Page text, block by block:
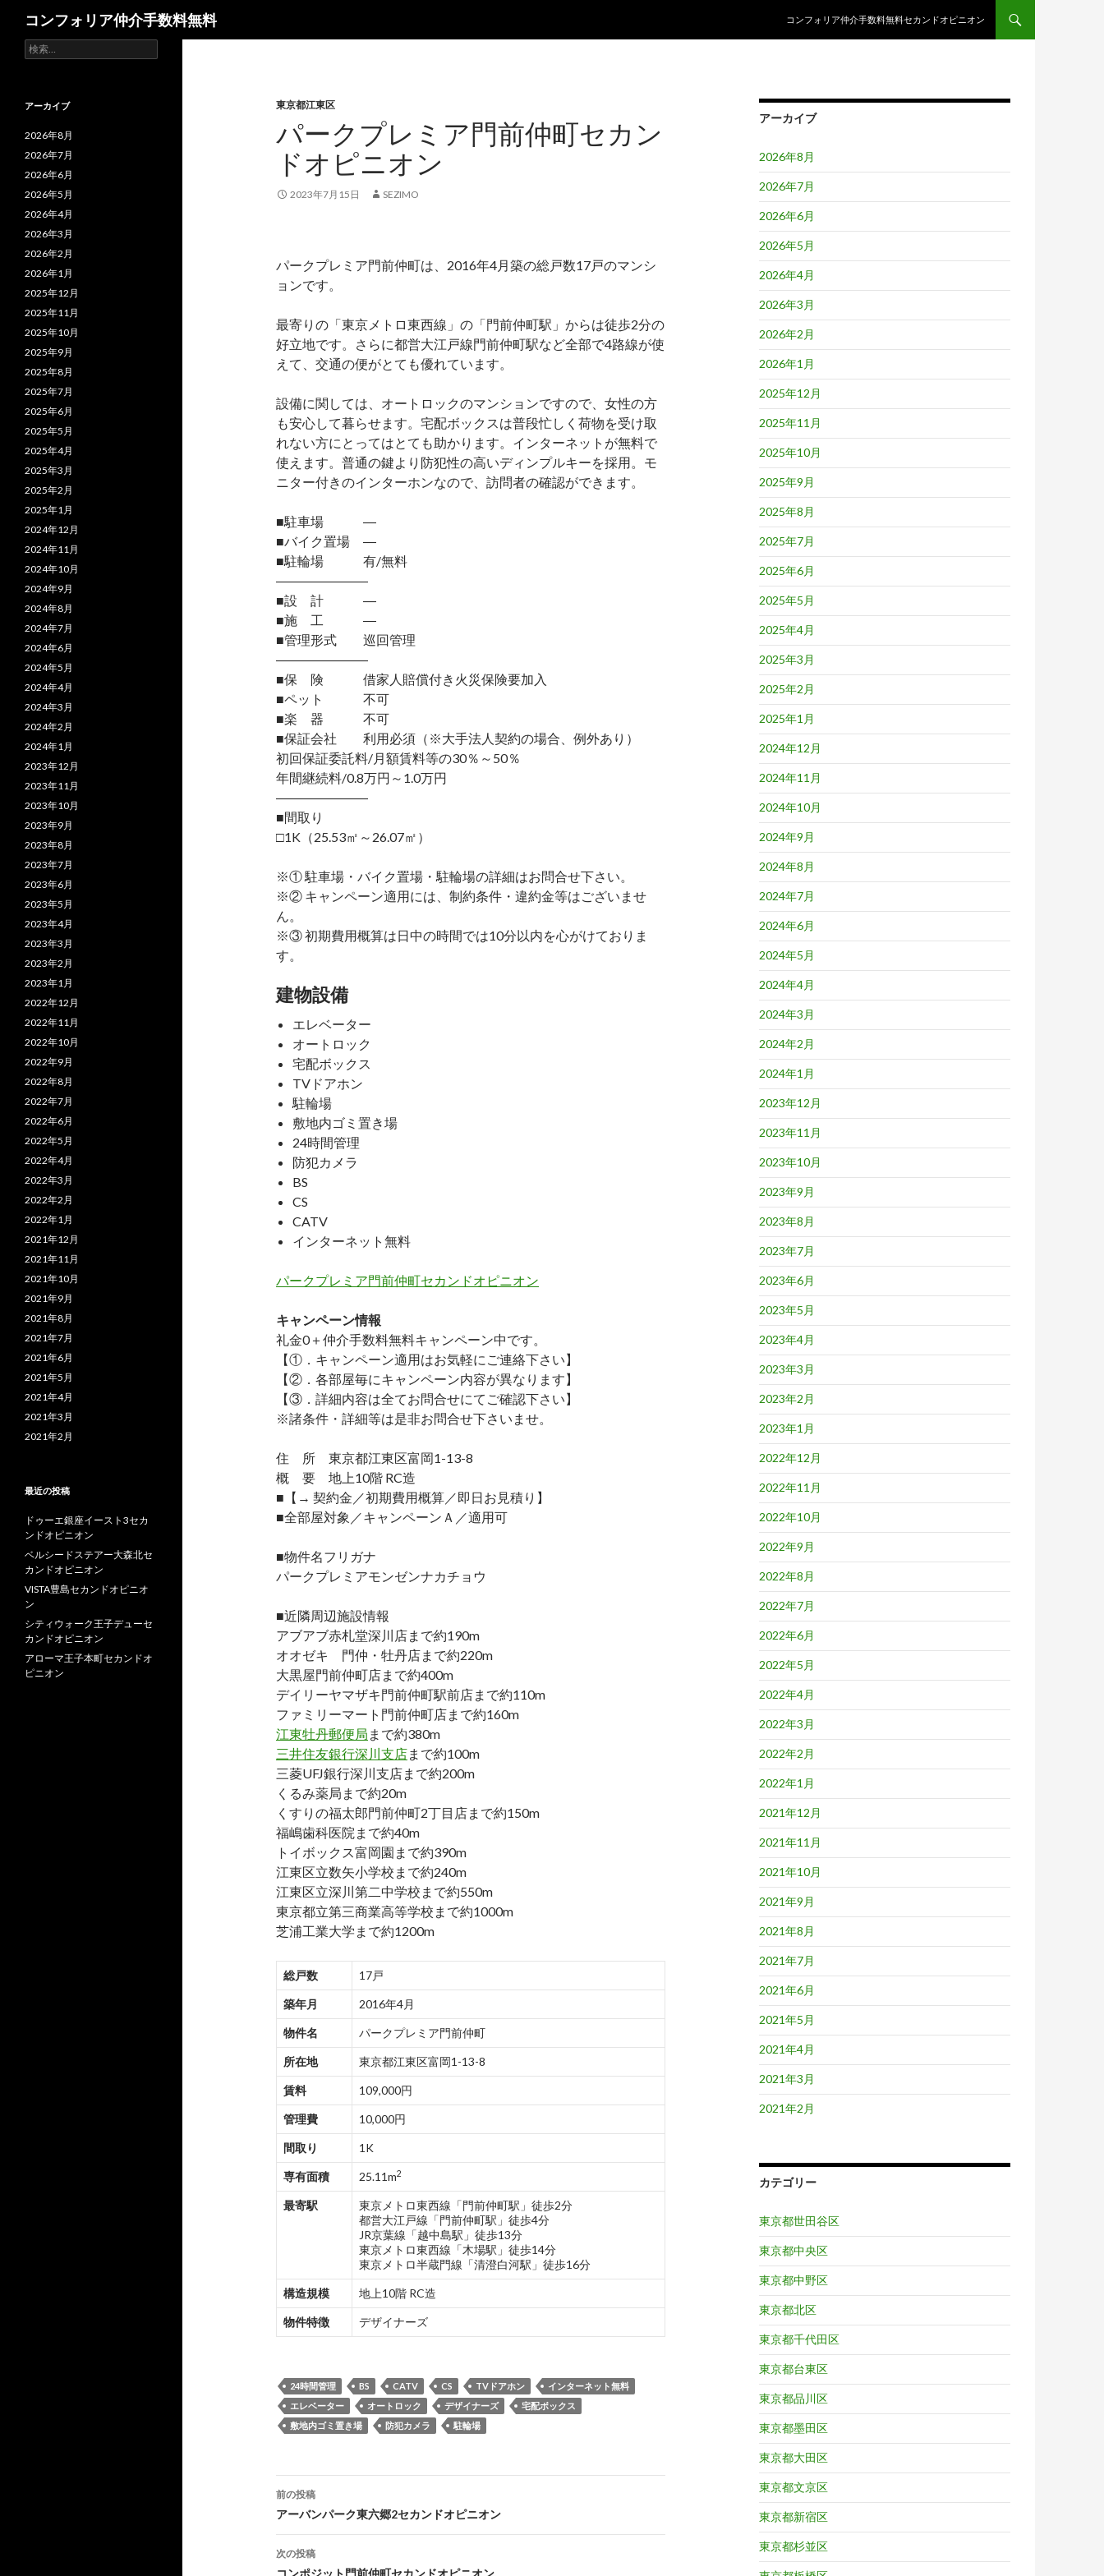
コンフォリア仲介手数料無料
コンフォリア仲介手数料無料セカンドオピニオン
東京都江東区
パークプレミア門前仲町セカン
ドオピニオン
2023年7月15日 SEZIMO
パークプレミア門前仲町は、2016年4月築の総戸数17戸のマンシ
ョンです。
最寄りの「東京メトロ東西線」の「門前仲町駅」からは徒歩2分の
好立地です。さらに都営大江戸線門前仲町駅など全部で4路線が使
えて、交通の便がとても優れています。
設備に関しては、オートロックのマンションですので、女性の方
も安心して暮らせます。宅配ボックスは普段忙しく荷物を受け取
れない方にとってはとても助かります。インターネットが無料で
使えます。普通の鍵より防犯性の高いディンプルキーを採用。モ
ニター付きのインターホンなので、訪問者の確認ができます。
■駐車場 ―
■バイク置場 ―
■駐輪場 有/無料
―――――――
■設 計 ―
■施 工 ―
■管理形式 巡回管理
―――――――
■保 険 借家人賠償付き火災保険要加入
■ペット 不可
■楽 器 不可
■保証会社 利用必須（※大手法人契約の場合、例外あり）
初回保証委託料/月額賃料等の30％～50％
年間継続料/0.8万円～1.0万円
―――――――
■間取り
□1K（25.53㎡～26.07㎡）
※① 駐車場・バイク置場・駐輪場の詳細はお問合せ下さい。
※② キャンペーン適用には、制約条件・違約金等はございませ
ん。
※③ 初期費用概算は日中の時間では10分以内を心がけておりま
す。
建物設備
エレベーター
オートロック
宅配ボックス
TVドアホン
駐輪場
敷地内ゴミ置き場
24時間管理
防犯カメラ
BS
CS
CATV
インターネット無料
パークプレミア門前仲町セカンドオピニオン
キャンペーン情報
礼金0＋仲介手数料無料キャンペーン中です。
【①．キャンペーン適用はお気軽にご連絡下さい】
【②．各部屋毎にキャンペーン内容が異なります】
【③．詳細内容は全てお問合せにてご確認下さい】
※諸条件・詳細等は是非お問合せ下さいませ。
住 所 東京都江東区富岡1-13-8
概 要 地上10階 RC造
■【→ 契約金／初期費用概算／即日お見積り】
■全部屋対象／キャンペーンＡ／適用可
■物件名フリガナ
パークプレミアモンゼンナカチョウ
■近隣周辺施設情報
アブアブ赤札堂深川店まで約190m
オオゼキ 門仲・牡丹店まで約220m
大黒屋門前仲町店まで約400m
デイリーヤマザキ門前仲町駅前店まで約110m
ファミリーマート門前仲町店まで約160m
江東牡丹郵便局 まで約380m
三井住友銀行深川支店まで約100m
三菱UFJ銀行深川支店まで約200m
くるみ薬局まで約20m
くすりの福太郎門前仲町2丁目店まで約150m
福嶋歯科医院まで約40m
トイボックス富岡園まで約390m
江東区立数矢小学校まで約240m
江東区立深川第二中学校まで約550m
東京都立第三商業高等学校まで約1000m
芝浦工業大学まで約1200m
総戸数 17戸
築年月 2016年4月
物件名 パークプレミア門前仲町
所在地 東京都江東区富岡1-13-8
賃料 109,000円
管理費 10,000円
間取り 1K
専有面積 25.11m2
最寄駅
東京メトロ東西線「門前仲町駅」徒歩2分
都営大江戸線「門前仲町駅」徒歩4分
JR京葉線「越中島駅」徒歩13分
東京メトロ東西線「木場駅」徒歩14分
東京メトロ半蔵門線「清澄白河駅」徒歩16分
構造規模 地上10階 RC造
物件特徴 デザイナーズ
24時間管理 BS CATV CS TVドアホン
インターネット無料
エレベーター
オートロック デザイナーズ
宅配ボックス
敷地内ゴミ置き場
防犯カメラ 駐輪場
投
稿
ナ
前の投稿
アーバンパーク東六郷2セカンドオピニオン
次の投稿
コンポジット門前仲町セカンドオピニオン
アーカイブ
2026年8月
2026年7月
2026年6月
2026年5月
2026年4月
2026年3月
2026年2月
2026年1月
2025年12月
2025年11月
2025年10月
2025年9月
2025年8月
2025年7月
2025年6月
2025年5月
2025年4月
2025年3月
2025年2月
2025年1月
2024年12月
2024年11月
2024年10月
2024年9月
2024年8月
2024年7月
2024年6月
2024年5月
2024年4月
2024年3月
2024年2月
2024年1月
2023年12月
2023年11月
2023年10月
2023年9月
2023年8月
2023年7月
2023年6月
2023年5月
2023年4月
2023年3月
2023年2月
2023年1月
2022年12月
2022年11月
2022年10月
2022年9月
2022年8月
2022年7月
2022年6月
2022年5月
2022年4月
2022年3月
2022年2月
2022年1月
2021年12月
2021年11月
2021年10月
2021年9月
2021年8月
2021年7月
2021年6月
2021年5月
2021年4月
2021年3月
2021年2月
カテゴリー
東京都世田谷区
東京都中央区
東京都中野区
東京都北区
東京都千代田区
東京都台東区
東京都品川区
東京都墨田区
東京都大田区
東京都文京区
東京都新宿区
東京都杉並区
検
索:
アーカイブ
2026年8月
2026年7月
2026年6月
2026年5月
2026年4月
2026年3月
2026年2月
2026年1月
2025年12月
2025年11月
2025年10月
2025年9月
2025年8月
2025年7月
2025年6月
2025年5月
2025年4月
2025年3月
2025年2月
2025年1月
2024年12月
2024年11月
2024年10月
2024年9月
2024年8月
2024年7月
2024年6月
2024年5月
2024年4月
2024年3月
2024年2月
2024年1月
2023年12月
2023年11月
2023年10月
2023年9月
2023年8月
2023年7月
2023年6月
2023年5月
2023年4月
2023年3月
2023年2月
2023年1月
2022年12月
2022年11月
2022年10月
2022年9月
2022年8月
2022年7月
2022年6月
2022年5月
2022年4月
2022年3月
2022年2月
2022年1月
2021年12月
2021年11月
2021年10月
2021年9月
2021年8月
2021年7月
2021年6月
2021年5月
2021年4月
2021年3月
2021年2月
最近の投稿
ドゥーエ銀座イースト3セカ
ンドオピニオン
ベルシードステアー大森北セ
カンドオピニオン
VISTA豊島セカンドオピニオ
ン
シティウォーク王子デューセ
カンドオピニオン
アローマ王子本町セカンドオ
ピニオン